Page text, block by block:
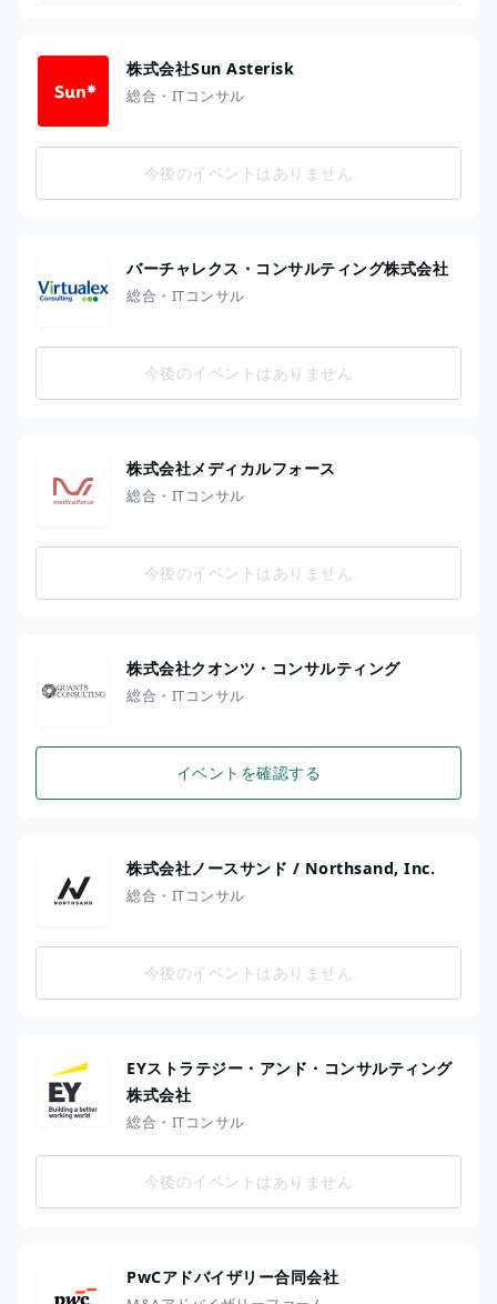
株式会社Sun Asterisk
総合・ITコンサル
今後のイベントはありません
バーチャレクス・コンサルティング株式会社
総合・ITコンサル
今後のイベントはありません
株式会社メディカルフォース
総合・ITコンサル
今後のイベントはありません
株式会社クオンツ・コンサルティング
総合・ITコンサル
イベントを確認する
株式会社ノースサンド / Northsand, Inc.
総合・ITコンサル
今後のイベントはありません
EYストラテジー・アンド・コンサルティング
株式会社
総合・ITコンサル
今後のイベントはありません
PwCアドバイザリー合同会社